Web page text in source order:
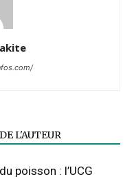
L'AUTEUR
poisson : l’UCG